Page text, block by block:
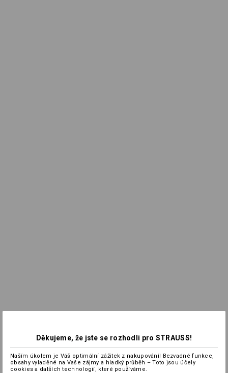
Děkujeme, že jste se rozhodli pro STRAUSS!
Naším úkolem je Váš optimální zážitek z nakupování! Bezvadné funkce,
obsahy vyladěné na Vaše zájmy a hladký průběh – Toto jsou účely
cookies a dalších technologií, které používáme.